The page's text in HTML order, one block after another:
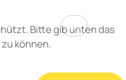
Bitte gib unten das
können.